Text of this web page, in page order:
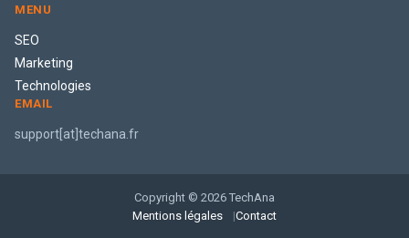
MENU
SEO
Marketing
Technologies
EMAIL
support[at]techana.fr
Copyright © 2026 TechAna
Mentions légales
Contact